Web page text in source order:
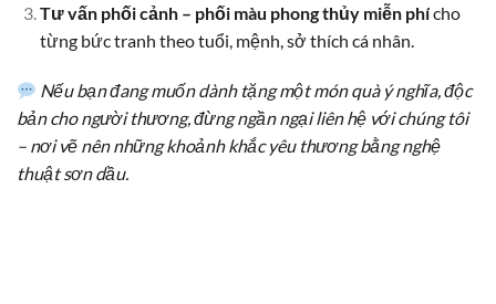
Tư vấn phối cảnh – phối màu phong thủy miễn phícho
từng bức tranh theo tuổi, mệnh, sở thích cá nhân.
Nếu bạn đang muốn dành tặng một món quà ý nghĩa, độc
bản cho người thương, đừng ngần ngại liên hệ với chúng tôi
– nơi vẽ nên những khoảnh khắc yêu thương bằng nghệ
thuật sơn dầu.